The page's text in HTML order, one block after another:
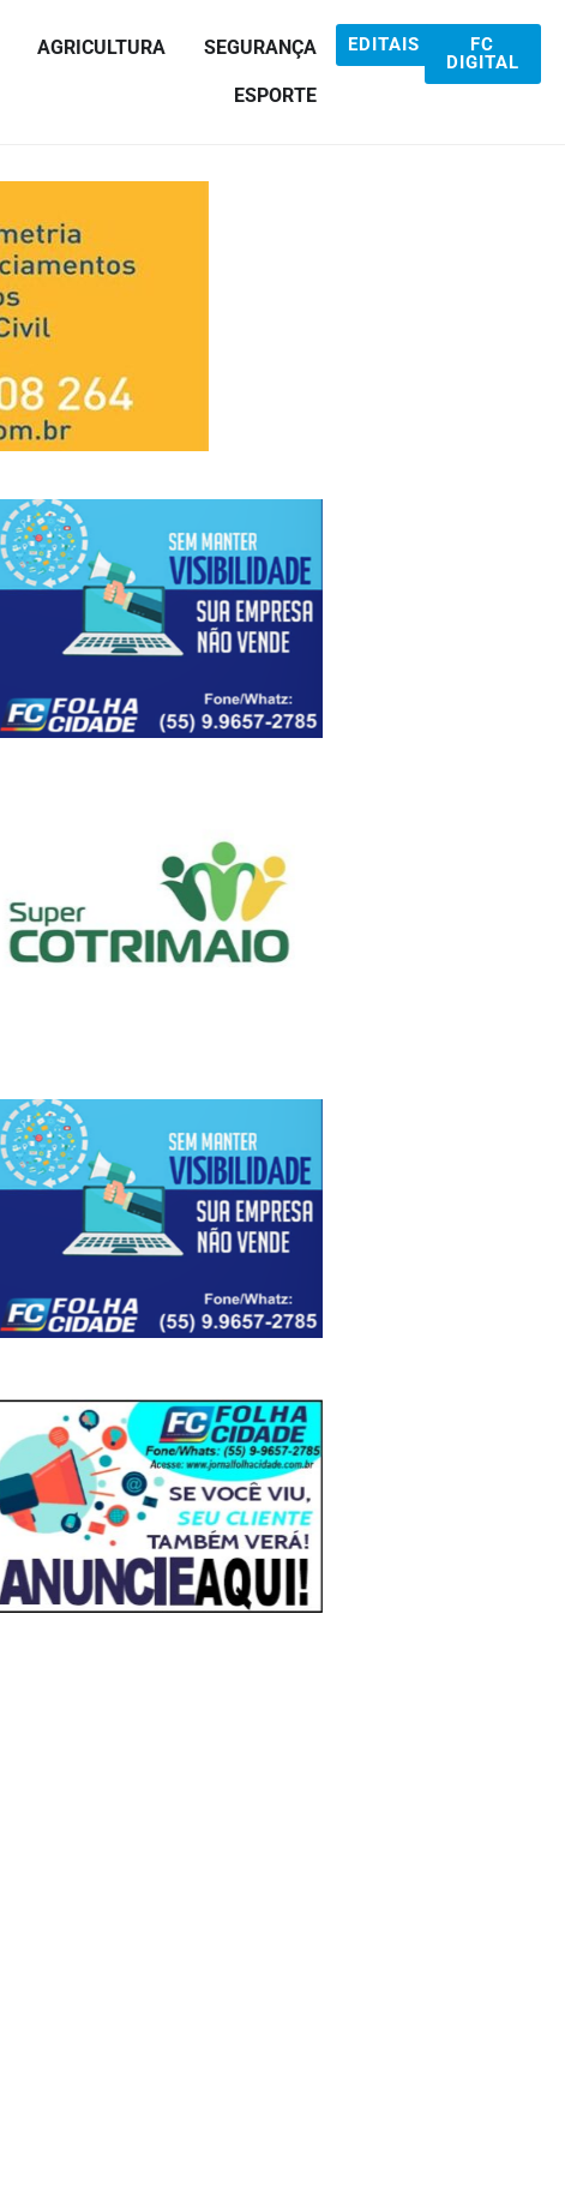
AGRICULTURA SEGURANÇA
ESPORTE
EDITAIS
FC
DIGITAL